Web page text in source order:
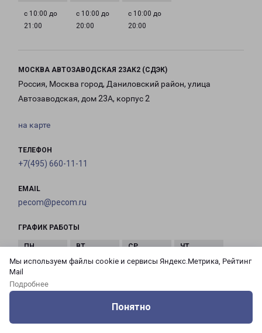
Мы используем файлы cookie и сервисы Яндекс.Метрика, Рейтинг
Mail
Подробнее
Понятно
с 10:00 до
21:00
с 10:00 до
20:00
с 10:00 до
20:00
МОСКВА АВТОЗАВОДСКАЯ 23АК2 (СДЭК)
Россия, Москва город, Даниловский район, улица
Автозаводская, дом 23А, корпус 2
на карте
ТЕЛЕФОН
+7(495) 660-11-11
EMAIL
pecom@pecom.ru
ГРАФИК РАБОТЫ
с 10:00 до
с 10:00 до
с 10:00 до
с 10:00 до